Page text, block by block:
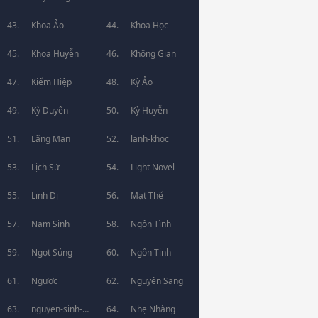
Khoa Ảo Khoa Học
Khoa Huyễn Không Gian
Kiếm Hiệp Kỳ Ảo
Kỳ Duyên Kỳ Huyễn
Lãng Mạn lanh-khoc
Lịch Sử Light Novel
Linh Dị Mạt Thế
Nam Sinh Ngôn Tình
Ngọt Sủng Ngôn Tinh
Ngược Nguyên Sang
nguyen-sinh- Nhẹ Nhàng